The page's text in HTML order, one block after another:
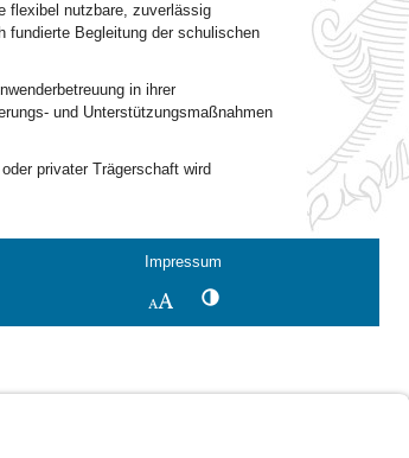
flexibel nutzbare, zuverlässig
fundierte Begleitung der schulischen
in ihrer
und Unterstützungsmaßnahmen
privater Trägerschaft wird
Impressum
SchriftgrößeKontrastwechsel